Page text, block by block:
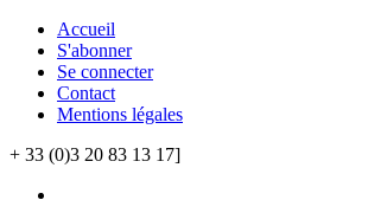
Accueil
S'abonner
Se connecter
Contact
Mentions légales
+ 33 (0)3 20 83 13 17]